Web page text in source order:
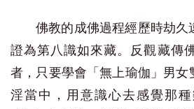
佛教的成佛過程經歷時劫久
證為第八識如來藏。反觀藏傳
者，只要學會「無上瑜伽」男女
淫當中，用意識心去感覺那